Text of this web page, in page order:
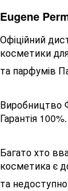
Eugene
Офіційний
косметики
та парфумів
Виробництво
Гарантія 100%.
Багато хто
косметика є
та